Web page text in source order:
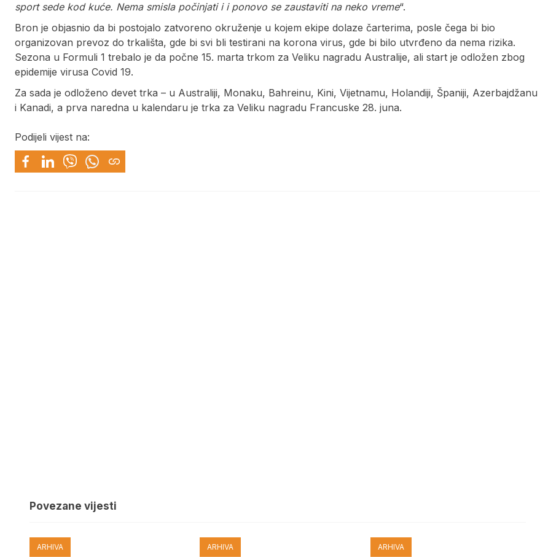
sport sede kod kuće. Nema smisla počinjati i i ponovo se zaustaviti na neko vreme“.
Bron je objasnio da bi postojalo zatvoreno okruženje u kojem ekipe dolaze čarterima, posle čega bi bio
organizovan prevoz do trkališta, gde bi svi bli testirani na korona virus, gde bi bilo utvrđeno da nema rizika.
Sezona u Formuli 1 trebalo je da počne 15. marta trkom za Veliku nagradu Australije, ali start je odložen zbog
epidemije virusa Covid 19.
Za sada je odloženo devet trka – u Australiji, Monaku, Bahreinu, Kini, Vijetnamu, Holandiji, Španiji, Azerbajdžanu
i Kanadi, a prva naredna u kalendaru je trka za Veliku nagradu Francuske 28. juna.
Podijeli vijest na:
Povezane vijesti
ARHIVA ARHIVA ARHIVA